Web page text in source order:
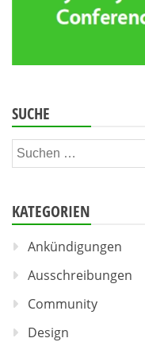
SUCHE
Suchen
nach:
KATEGORIEN
Ankündigungen
Ausschreibungen
Community
Design